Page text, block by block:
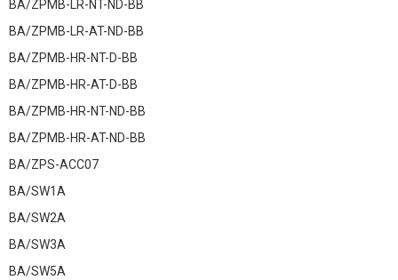
BA/ZPMB-LR-NT-ND-BB
BA/ZPMB-LR-AT-ND-BB
BA/ZPMB-HR-NT-D-BB
BA/ZPMB-HR-AT-D-BB
BA/ZPMB-HR-NT-ND-BB
BA/ZPMB-HR-AT-ND-BB
BA/ZPS-ACC07
BA/SW1A
BA/SW2A
BA/SW3A
BA/SW5A